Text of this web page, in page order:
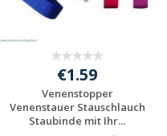
€1.59
Venenstopper
Venenstauer Stauschlauch
Staubinde mit Ihr...